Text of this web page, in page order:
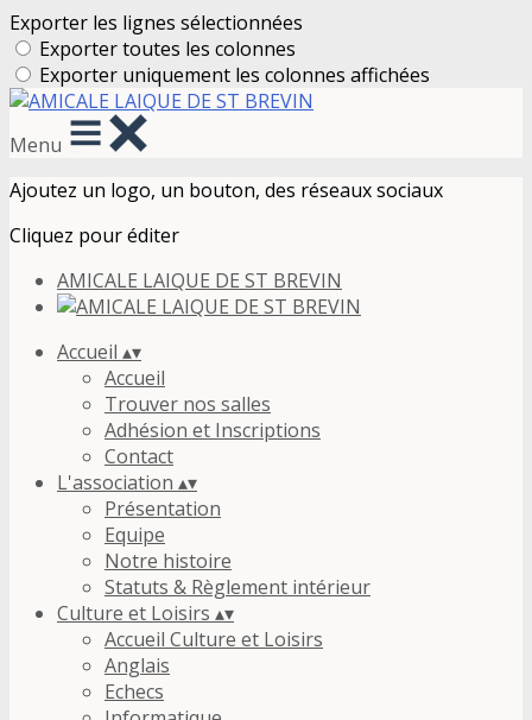
Exporter les lignes sélectionnées
Exporter toutes les colonnes
Exporter uniquement les colonnes affichées
Menu
Ajoutez un logo, un bouton, des réseaux sociaux
Cliquez pour éditer
AMICALE LAIQUE DE ST BREVIN
Accueil ▴▾
Accueil
Trouver nos salles
Adhésion et Inscriptions
Contact
L'association ▴▾
Présentation
Equipe
Notre histoire
Statuts & Règlement intérieur
Culture et Loisirs ▴▾
Accueil Culture et Loisirs
Anglais
Echecs